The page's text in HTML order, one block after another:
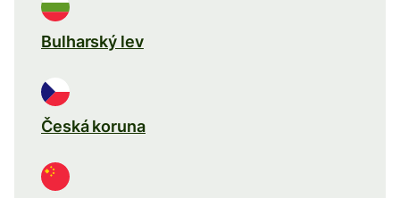
Bulharský lev
Česká koruna